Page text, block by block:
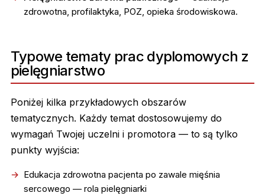
zdrowotna, profilaktyka, POZ, opieka środowiskowa.
Typowe tematy prac dyplomowych z
pielęgniarstwo
Poniżej kilka przykładowych obszarów
tematycznych. Każdy temat dostosowujemy do
wymagań Twojej uczelni i promotora — to są tylko
punkty wyjścia:
Edukacja zdrowotna pacjenta po zawale mięśnia
sercowego — rola pielęgniarki